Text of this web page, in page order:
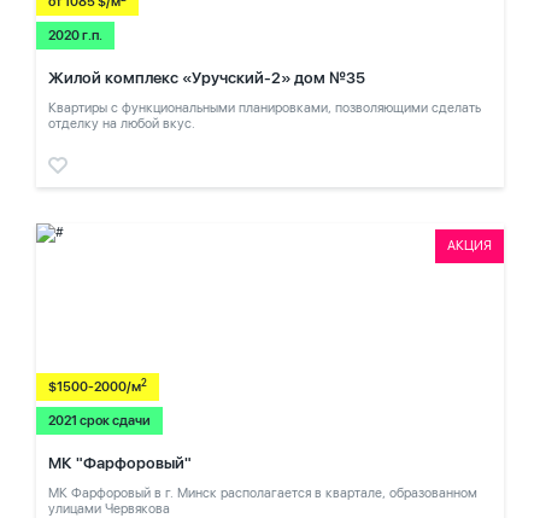
2020 г.п.
Жилой комплекс «Уручский-2» дом №35
Квартиры с функциональными планировками, позволяющими сделать
отделку на любой вкус.
АКЦИЯ
$1500-2000/м2
2021 срок сдачи
МК "Фарфоровый"
МК Фарфоровый в г. Минск располагается в квартале, образованном
улицами Червякова